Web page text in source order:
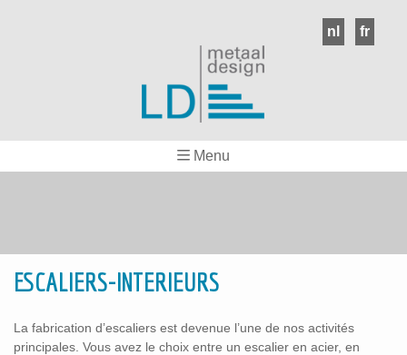
nl fr
Menu
ESCALIERS-INTERIEURS
La fabrication d’escaliers est devenue l’une de nos activités
principales. Vous avez le choix entre un escalier en acier, en